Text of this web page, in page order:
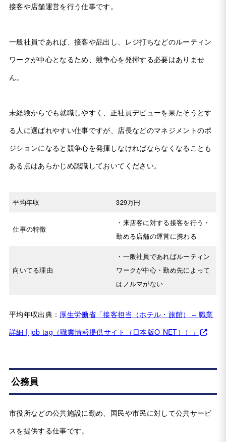
接客や店舗運営を行う仕事です。
一般社員であれば、接客や品出し、レジ打ちなどのルーティン
ワークが中心となるため、競争心を発揮する必要はありませ
ん。
未経験からでも就職しやすく、正社員デビューを果たそうとす
る人に選ばれやすい仕事ですが、店長などのマネジメントのポ
ジションになると競争心を発揮しなければならなくなることも
ある点はあらかじめ認識しておいてください。
平均年収 329万円
仕事の特徴
・来店客に対する接客を行う・
勤める店舗の運営に携わる
向いてる理由
・一般社員であればルーティン
ワークが中心・勤め先によって
はノルマがない
平均年収出典： 厚生労働省「接客担当（ホテル・旅館） – 職業
詳細 | job tag（職業情報提供サイト（日本版O-NET））」
公務員
市役所などの公共施設に勤め、国民や市民に対して公共サービ
スを提供する仕事です。